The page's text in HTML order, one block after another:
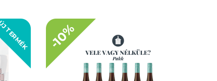
-10%